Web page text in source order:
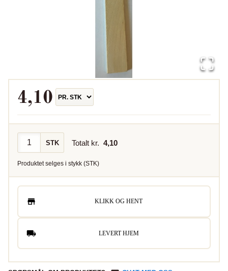
4,10
STK Totalt kr. 4,10
Produktet selges i stykk (STK)
KLIKK OG HENT
LEVERT HJEM